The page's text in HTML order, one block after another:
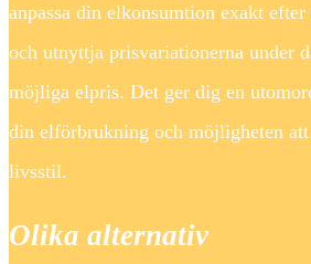
anpassa din elkonsumtion exakt
och utnyttja prisvariationerna under
möjliga elpris. Det ger dig en
din elförbrukning och möjligheten att
livsstil.
Olika alternativ